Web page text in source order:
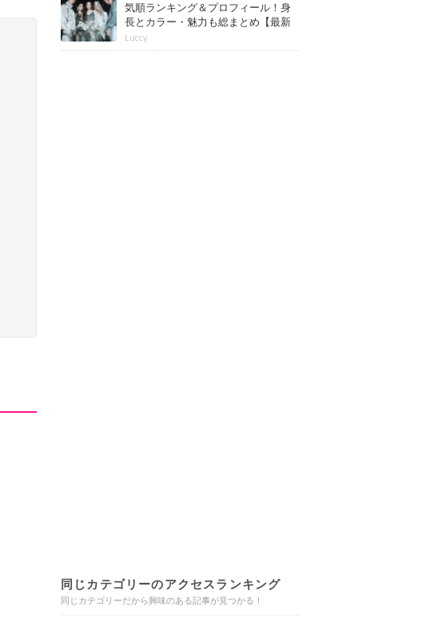
気順ランキング＆プロフィール！身
長とカラー・魅力も総まとめ【最新
版】
Luccy
同じカテゴリーのアクセスランキング
同じカテゴリーだから興味のある記事が見つかる！